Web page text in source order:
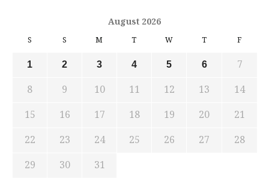
August 2026
S S M T W T F
1 2 3 4 5 6
7
8
9 10 11 12 13
14
15
16 17 18 19 20
21
22
23 24 25 26 27
28
29
30 31